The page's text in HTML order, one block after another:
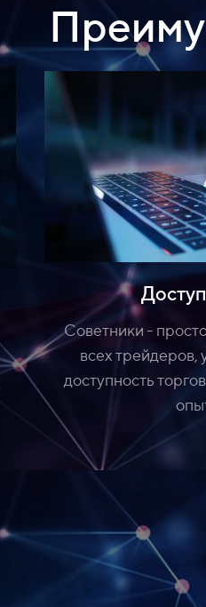
Советники -
всех
доступность